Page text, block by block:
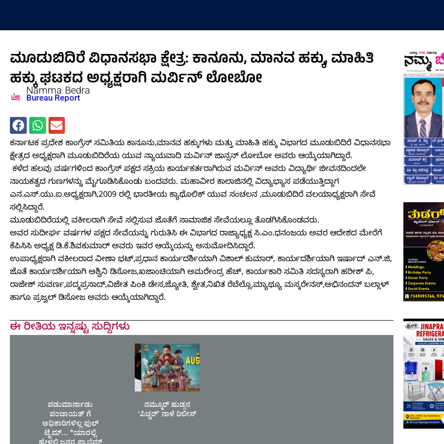
content
ಮೂಡುಬಿದಿರೆ ವಿಧಾನಸಭಾ ಕ್ಷೇತ್ರ: ಕಾನೂನು, ಮಾನವ ಹಕ್ಕು, ಮಾಹಿತಿ
ಹಕ್ಕು ಘಟಕದ ಅಧ್ಯಕ್ಷರಾಗಿ ಮರ್ವಿನ್ ಲೋಬೋ
Namma Bedra
Bureau Report
ಕರ್ನಾಟಕ ಪ್ರದೇಶ ಕಾಂಗ್ರೆಸ್ ಸಮಿತಿಯ ಕಾನೂನು,ಮಾನವ ಹಕ್ಕುಗಳು ಮತ್ತು ಮಾಹಿತಿ ಹಕ್ಕು ವಿಭಾಗದ ಮೂಡುಬಿದಿರೆ ವಿಧಾನಸಭಾ
ಕ್ಷೇತ್ರದ ಅಧ್ಯಕ್ಷರಾಗಿ ಮೂಡುಬಿದಿರೆಯ ಯುವ ನ್ಯಾಯವಾದಿ ಮರ್ವಿನ್ ಜಾನ್ಸನ್ ಲೋಬೋ ಅವರು ಆಯ್ಕೆಯಾಗಿದ್ದಾರೆ.
‌ ಕಳೆದ ಹಲವು ವರ್ಷಗಳಿಂದ ಕಾಂಗ್ರೆಸ್ ಪಕ್ಷದ ಸಕ್ರಿಯ ಕಾರ್ಯಕರ್ತರಾಗಿರುವ ಮರ್ವಿನ್ ಅವರು ವಿದ್ಯಾರ್ಥಿ ಜೀವನದಿಂದಲೇ
ನಾಯಕತ್ವದ ಗುಣಗಳನ್ನು ಮೈಗೂಡಿಸಿಕೊಂಡು ಬಂದವರು. ಮಹಾವೀರ ಕಾಲಾಜಿನಲ್ಲಿ ವಿದ್ಯಾಭ್ಯಾಸ ಪಡೆಯುತ್ತಿದ್ದಾಗ
ಎನ.ಎಸ್.ಯು.ಐ.ಅಧ್ಯಕ್ಷರಾಗಿ,2009 ರಲ್ಲಿ ಭಾರತೀಯ ಕ್ಯಾಥೊಲಿಕ್ ಯುವ ಸಂಚಲನ ,ಮೂಡುಬಿದಿರೆ ವಲಯಾಧ್ಯಕ್ಷರಾಗಿ ಸೇವೆ
ಸಲ್ಲಿಸಿದ್ದಾರೆ.
ಮೂಡುಬಿದಿರೆಯಲ್ಲಿ ವಕೀಲರಾಗಿ ಸೇವೆ ಸಲ್ಲಿಸುವ ಜೊತೆಗೆ ಸಾಮಾಜಿಕ ಸೇವೆಯಲ್ಲೂ ತೊಡಗಿಸಿಕೊಂಡವರು.
ಅವರ ಸುದೀರ್ಘ ವರ್ಷಗಳ ಪಕ್ಷದ ಸೇವೆಯನ್ನು ಗುರುತಿಸಿ ಈ ವಿಭಾಗದ ರಾಜ್ಯಾಧ್ಯಕ್ಷ ಸಿ.ಎಂ.ಧನಂಜಯ ಅವರ ಆದೇಶದ ಮೇರೆಗೆ
ಕೆಪಿಸಿಸಿ ಅಧ್ಯಕ್ಷ ಡಿ.ಕೆ.ಶಿವಕುಮಾರ್ ಅವರು ಇವರ ಆಯ್ಕೆಯನ್ನು ಅನುಮೋದಿಸಿದ್ದಾರೆ.
ಉಪಾಧ್ಯಕ್ಷರಾಗಿ ವಕೀಲರಾದ ವೀಣಾ ಭಟ್,ಪ್ರಧಾನ ಕಾರ್ಯದರ್ಶಿಯಾಗಿ ವಿಶಾಲ್ ಕುಮಾರ್, ಕಾರ್ಯದರ್ಶಿಯಾಗಿ ಇರ್ಷಾದ್ ಎನ್‌‌.ಜಿ,
ಜೊತೆ ಕಾರ್ಯದರ್ಶಿಯಾಗಿ ಅಶ್ವಿನಿ ಡಿಸೋಜ,ಖಜಾಂಚಿಯಾಗಿ ಅಮರೇಂದ್ರ ಹೆಚ್, ಕಾರ್ಯಕಾರಿ ಸಮಿತಿ ಸದಸ್ಯರಾಗಿ ಹರೀಶ್ ಪಿ,
ರಾಜೇಶ್ ಸುವರ್ಣ,ಪದ್ಮಪ್ರಸಾದ್,ವಿಜೇತ ಪಿಂಕಿ ಡೇಸ,ಜ್ಯೋತಿ, ಶ್ವೇತ,ನಿಖಿತ ರೆಬೆಲ್ಲೊ,ಮ್ಯಾಥ್ಯೂ ಮಸ್ಕರೇನಸ್,ಅಭಿನಂದನ್ ಬಲ್ಲಾಳ್
ಹಾಗೂ ಪ್ರಜ್ವಲ್ ಡಿಸೋಜ ಅವರು ಆಯ್ಕೆಯಾಗಿದ್ದಾರೆ.
ಈ ರೀತಿಯ ಇನ್ನಷ್ಟು ಸುದ್ದಿಗಳು
ಪಡುಮಾರ್ನಾಡು
ಪಂಚಾಯತ್ ಗೆ
ಅಧಿಕಾರಿಗಳಿಲ್ಲ ಫುಲ್
ಟೈಮ್… *ಯಾರಲ್ಲಿ
ನಮ್ಮೂರ್ ಹುಡ್ಗನ
‘ಪಿಚ್ಚರ್’ ನಾಳೆ ರಿಲೀಸ್